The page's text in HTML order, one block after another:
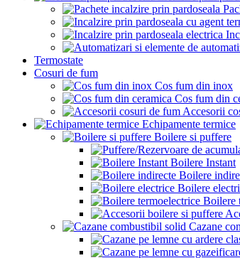
Termostate
Cosuri de fum
Cos fum din inox
Cos fum din
Accesorii
Echipamente termice
Boilere si puffere
Boilere Instant
Boilere
Boilere
Boilere
Cazane